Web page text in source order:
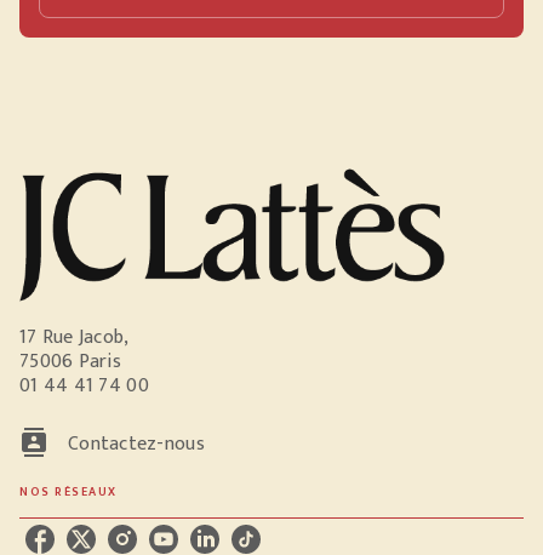
17 Rue Jacob,
75006 Paris
01 44 41 74 00
contacts Contactez-nous
NOS RÉSEAUX